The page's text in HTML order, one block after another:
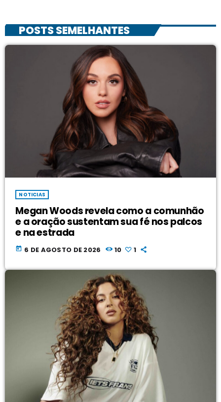
POSTS SEMELHANTES
NOTICIAS
Megan Woods revela como a comunhão
e a oração sustentam sua fé nos palcos
e na estrada
today 6 DE AGOSTO DE 2026 10 1